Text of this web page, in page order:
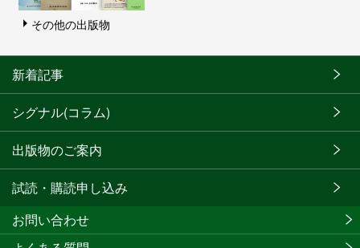
その他の出版物
新着記事
シグナル(コラム)
出版物のご案内
試読・購読申し込み
お問い合わせ